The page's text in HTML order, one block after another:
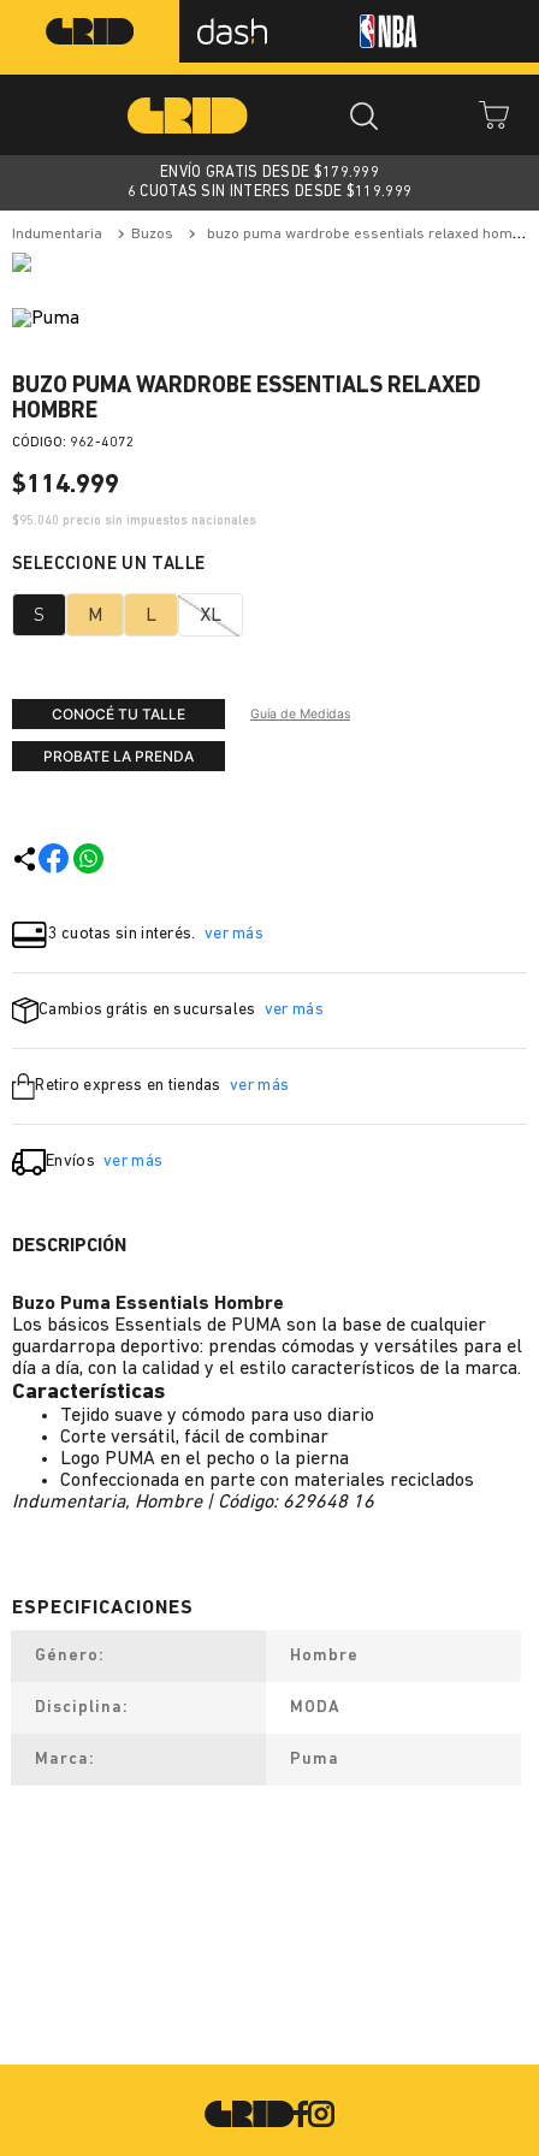
ENVÍO GRATIS DESDE $179.999
6 CUOTAS SIN INTERES DESDE $119.999
indumentaria buzos buzo puma wardrobe essentials relaxed hombre
BUZO PUMA WARDROBE ESSENTIALS RELAXED
HOMBRE
: 962-4072
$114.999
$95.040 precio sin impuestos nacionales
S M L XL
CONOCÉ TU TALLE Guía de Medidas
PROBATE LA PRENDA
3 cuotas sin interés. ver más
Cambios grátis en sucursales ver más
Retiro express en tiendas ver más
Envíos ver más
DESCRIPCIÓN
Buzo Puma Essentials Hombre
Los básicos Essentials de PUMA son la base de cualquier
guardarropa deportivo: prendas cómodas y versátiles para el
día a día, con la calidad y el estilo característicos de la marca.
Características
Tejido suave y cómodo para uso diario
Corte versátil, fácil de combinar
Logo PUMA en el pecho o la pierna
Confeccionada en parte con materiales reciclados
Indumentaria, Hombre | Código: 629648 16
Género Hombre
Disciplina MODA
Marca Puma